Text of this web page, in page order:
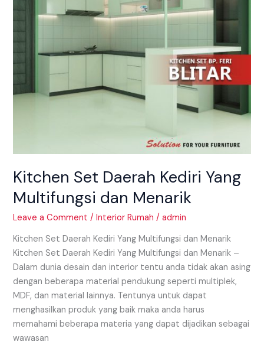
Kitchen Set Daerah Kediri Yang
Multifungsi dan Menarik
Leave a Comment /Interior Rumah /admin
Kitchen Set Daerah Kediri Yang Multifungsi dan Menarik
Kitchen Set Daerah Kediri Yang Multifungsi dan Menarik –
Dalam dunia desain dan interior tentu anda tidak akan asing
dengan beberapa material pendukung seperti multiplek,
MDF, dan material lainnya. Tentunya untuk dapat
menghasilkan produk yang baik maka anda harus
memahami beberapa materia yang dapat dijadikan sebagai
wawasan
dan
Menarik